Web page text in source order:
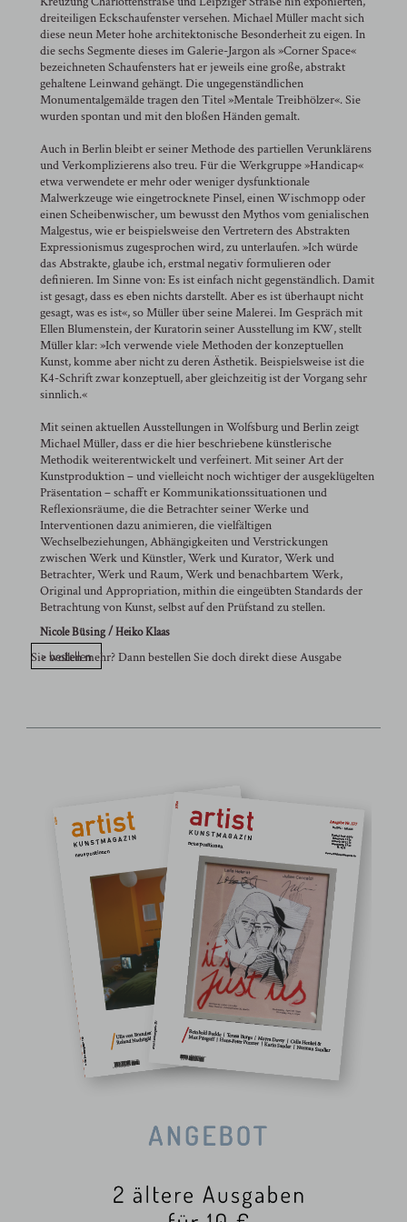
dreiteiligen Eckschaufenster versehen. Michael Müller macht sich
diese neun Meter hohe architektonische Besonderheit zu eigen. In
die sechs Segmente dieses im Galerie-Jargon als »Corner Space«
bezeichneten Schaufensters hat er jeweils eine große, abstrakt
gehaltene Leinwand gehängt. Die ungegenständlichen
Monumentalgemälde tragen den Titel »Mentale Treibhölzer«. Sie
wurden spontan und mit den bloßen Händen gemalt.
Auch in Berlin bleibt er seiner Methode des partiellen Verunklärens
und Verkomplizierens also treu. Für die Werkgruppe »Handicap«
etwa verwendete er mehr oder weniger dysfunktionale
Malwerkzeuge wie eingetrocknete Pinsel, einen Wischmopp oder
einen Scheibenwischer, um bewusst den Mythos vom genialischen
Malgestus, wie er beispielsweise den Vertretern des Abstrakten
Expressionismus zugesprochen wird, zu unterlaufen. »Ich würde
das Abstrakte, glaube ich, erstmal negativ formulieren oder
definieren. Im Sinne von: Es ist einfach nicht gegenständlich. Damit
ist gesagt, dass es eben nichts darstellt. Aber es ist überhaupt nicht
gesagt, was es ist«, so Müller über seine Malerei. Im Gespräch mit
Ellen Blumenstein, der Kuratorin seiner Ausstellung im KW, stellt
Müller klar: »Ich verwende viele Methoden der konzeptuellen
Kunst, komme aber nicht zu deren Ästhetik. Beispielsweise ist die
K4-Schrift zwar konzeptuell, aber gleichzeitig ist der Vorgang sehr
sinnlich.«
Mit seinen aktuellen Ausstellungen in Wolfsburg und Berlin zeigt
Michael Müller, dass er die hier beschriebene künstlerische
Methodik weiterentwickelt und verfeinert. Mit seiner Art der
Kunstproduktion – und vielleicht noch wichtiger der ausgeklügelten
Präsentation – schafft er Kommunikationssituationen und
Reflexionsräume, die die Betrachter seiner Werke und
Interventionen dazu animieren, die vielfältigen
Wechselbeziehungen, Abhängigkeiten und Verstrickungen
zwischen Werk und Künstler, Werk und Kurator, Werk und
Betrachter, Werk und Raum, Werk und benachbartem Werk,
Original und Appropriation, mithin die eingeübten Standards der
Betrachtung von Kunst, selbst auf den Prüfstand zu stellen.
Nicole Büsing / Heiko Klaas
Sie wollen mehr? Dann bestellen Sie doch direkt diese Ausgabe
> bestellen